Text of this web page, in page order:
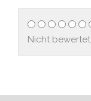
Nicht bewertet